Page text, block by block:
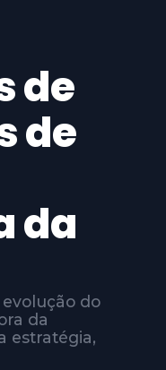
de
de
da
do
da
estratégia,